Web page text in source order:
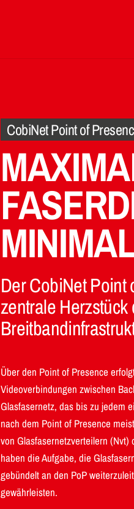
CobiNet Point of
Der CobiNet Point
zentrale
Über den Point of Presence
Videoverbindungen zwischen
Glasfasernetz, das bis zu jedem
nach dem Point of Presence
von Glasfasernetzverteilern
haben die Aufgabe, die
gebündelt an den PoP
gewährleisten.